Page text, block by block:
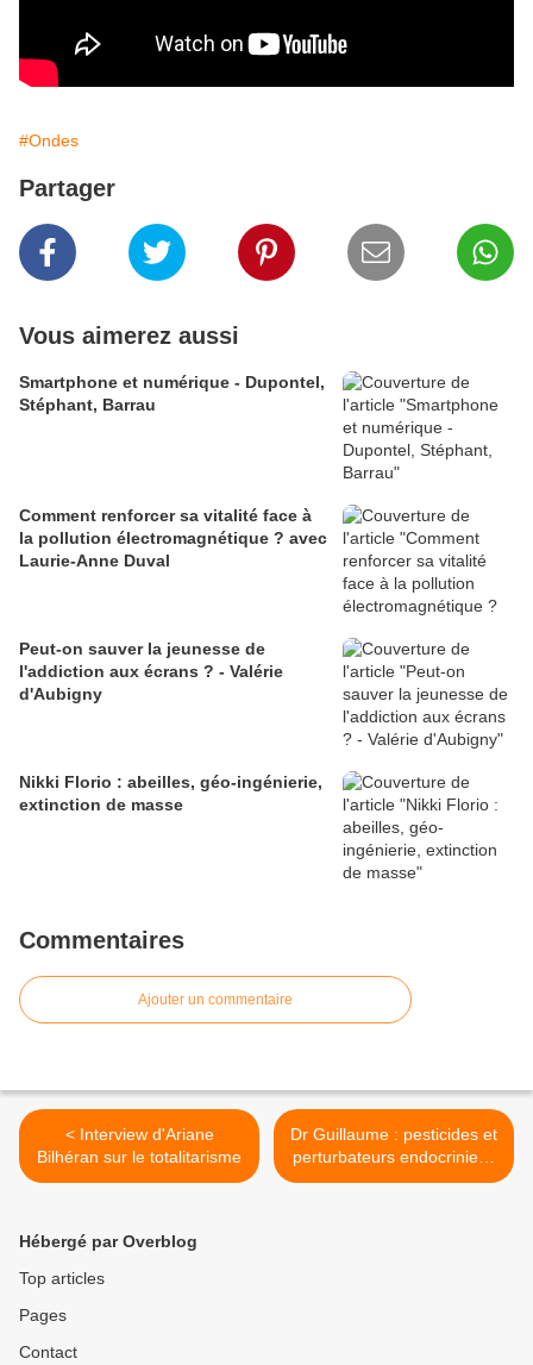
#Ondes
Partager
Vous aimerez aussi
Smartphone et numérique - Dupontel,
Stéphant, Barrau
Comment renforcer sa vitalité face à
la pollution électromagnétique ? avec
Laurie-Anne Duval
Peut-on sauver la jeunesse de
l'addiction aux écrans ? - Valérie
d'Aubigny
Nikki Florio : abeilles, géo-ingénierie,
extinction de masse
Commentaires
Ajouter un commentaire
< Interview d'Ariane
Bilhéran sur le totalitarisme
Dr Guillaume : pesticides et
perturbateurs endocriniens
>
Hébergé par Overblog
Top articles
Pages
Contact